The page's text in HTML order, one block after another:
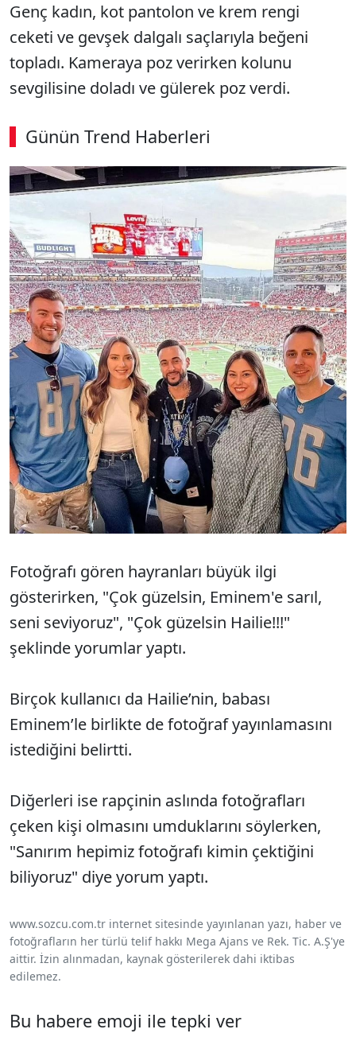
Genç kadın, kot pantolon ve krem rengi
ceketi ve gevşek dalgalı saçlarıyla beğeni
topladı. Kameraya poz verirken kolunu
sevgilisine doladı ve gülerek poz verdi.
Günün Trend Haberleri
Fotoğrafı gören hayranları büyük ilgi
gösterirken, "Çok güzelsin, Eminem'e sarıl,
seni seviyoruz", "Çok güzelsin Hailie!!!"
şeklinde yorumlar yaptı.
Birçok kullanıcı da Hailie’nin, babası
Eminem’le birlikte de fotoğraf yayınlamasını
istediğini belirtti.
Diğerleri ise rapçinin aslında fotoğrafları
çeken kişi olmasını umduklarını söylerken,
"Sanırım hepimiz fotoğrafı kimin çektiğini
biliyoruz" diye yorum yaptı.
www.sozcu.com.tr internet sitesinde yayınlanan yazı, haber ve
fotoğrafların her türlü telif hakkı Mega Ajans ve Rek. Tic. A.Ş'ye
aittir. İzin alınmadan, kaynak gösterilerek dahi iktibas
edilemez.
Bu habere emoji ile tepki ver